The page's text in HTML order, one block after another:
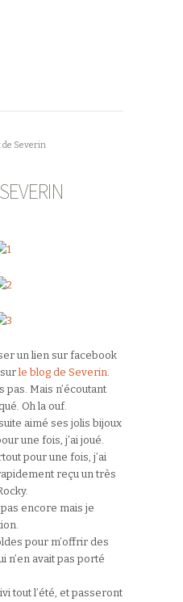
de Severin
un lien sur facebook
le blog de Severin
pas. Mais n’écoutant
Oh la ouf.
aimé ses jolis bijoux
une fois, j’ai joué.
pour une fois, j’ai
reçu un très
encore mais je
pour m’offrir des
n’en avait pas porté
tout l’été, et passeront